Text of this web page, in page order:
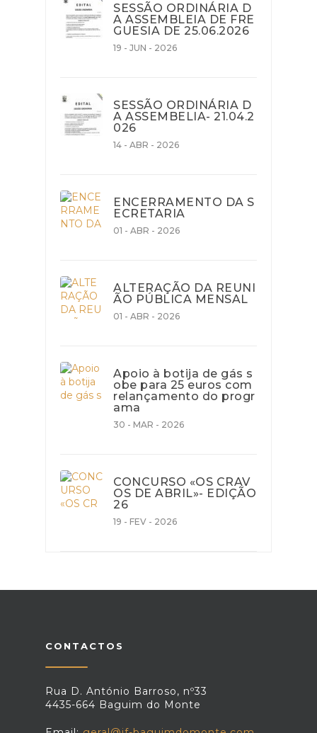
SESSÃO ORDINÁRIA D
A ASSEMBLEIA DE FRE
GUESIA DE 25.06.2026
19 - JUN - 2026
SESSÃO ORDINÁRIA D
A ASSEMBELIA- 21.04.2
026
14 - ABR - 2026
ENCERRAMENTO DA S
ECRETARIA
01 - ABR - 2026
ALTERAÇÃO DA REUNI
ÃO PÚBLICA MENSAL
01 - ABR - 2026
Apoio à botija de gás s
obe para 25 euros com
relançamento do progr
ama
30 - MAR - 2026
CONCURSO «OS CRAV
OS DE ABRIL»- EDIÇÃO
26
19 - FEV - 2026
CONTACTOS
Rua D. António Barroso, nº33
4435-664 Baguim do Monte